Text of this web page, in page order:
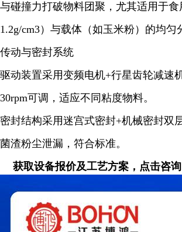
与碰撞力打破物料团聚，尤其适用于
1.2g/cm3）与载体（如玉米粉）的均匀
传动与密封系统
驱动装置采用变频电机+行星齿轮减速
30rpm可调，适应不同粘度物料。
密封结构采用迷宫式密封+机械密封双
菌渣粉尘泄漏，符合标准。
获取设备报价及工艺方案，点击咨询